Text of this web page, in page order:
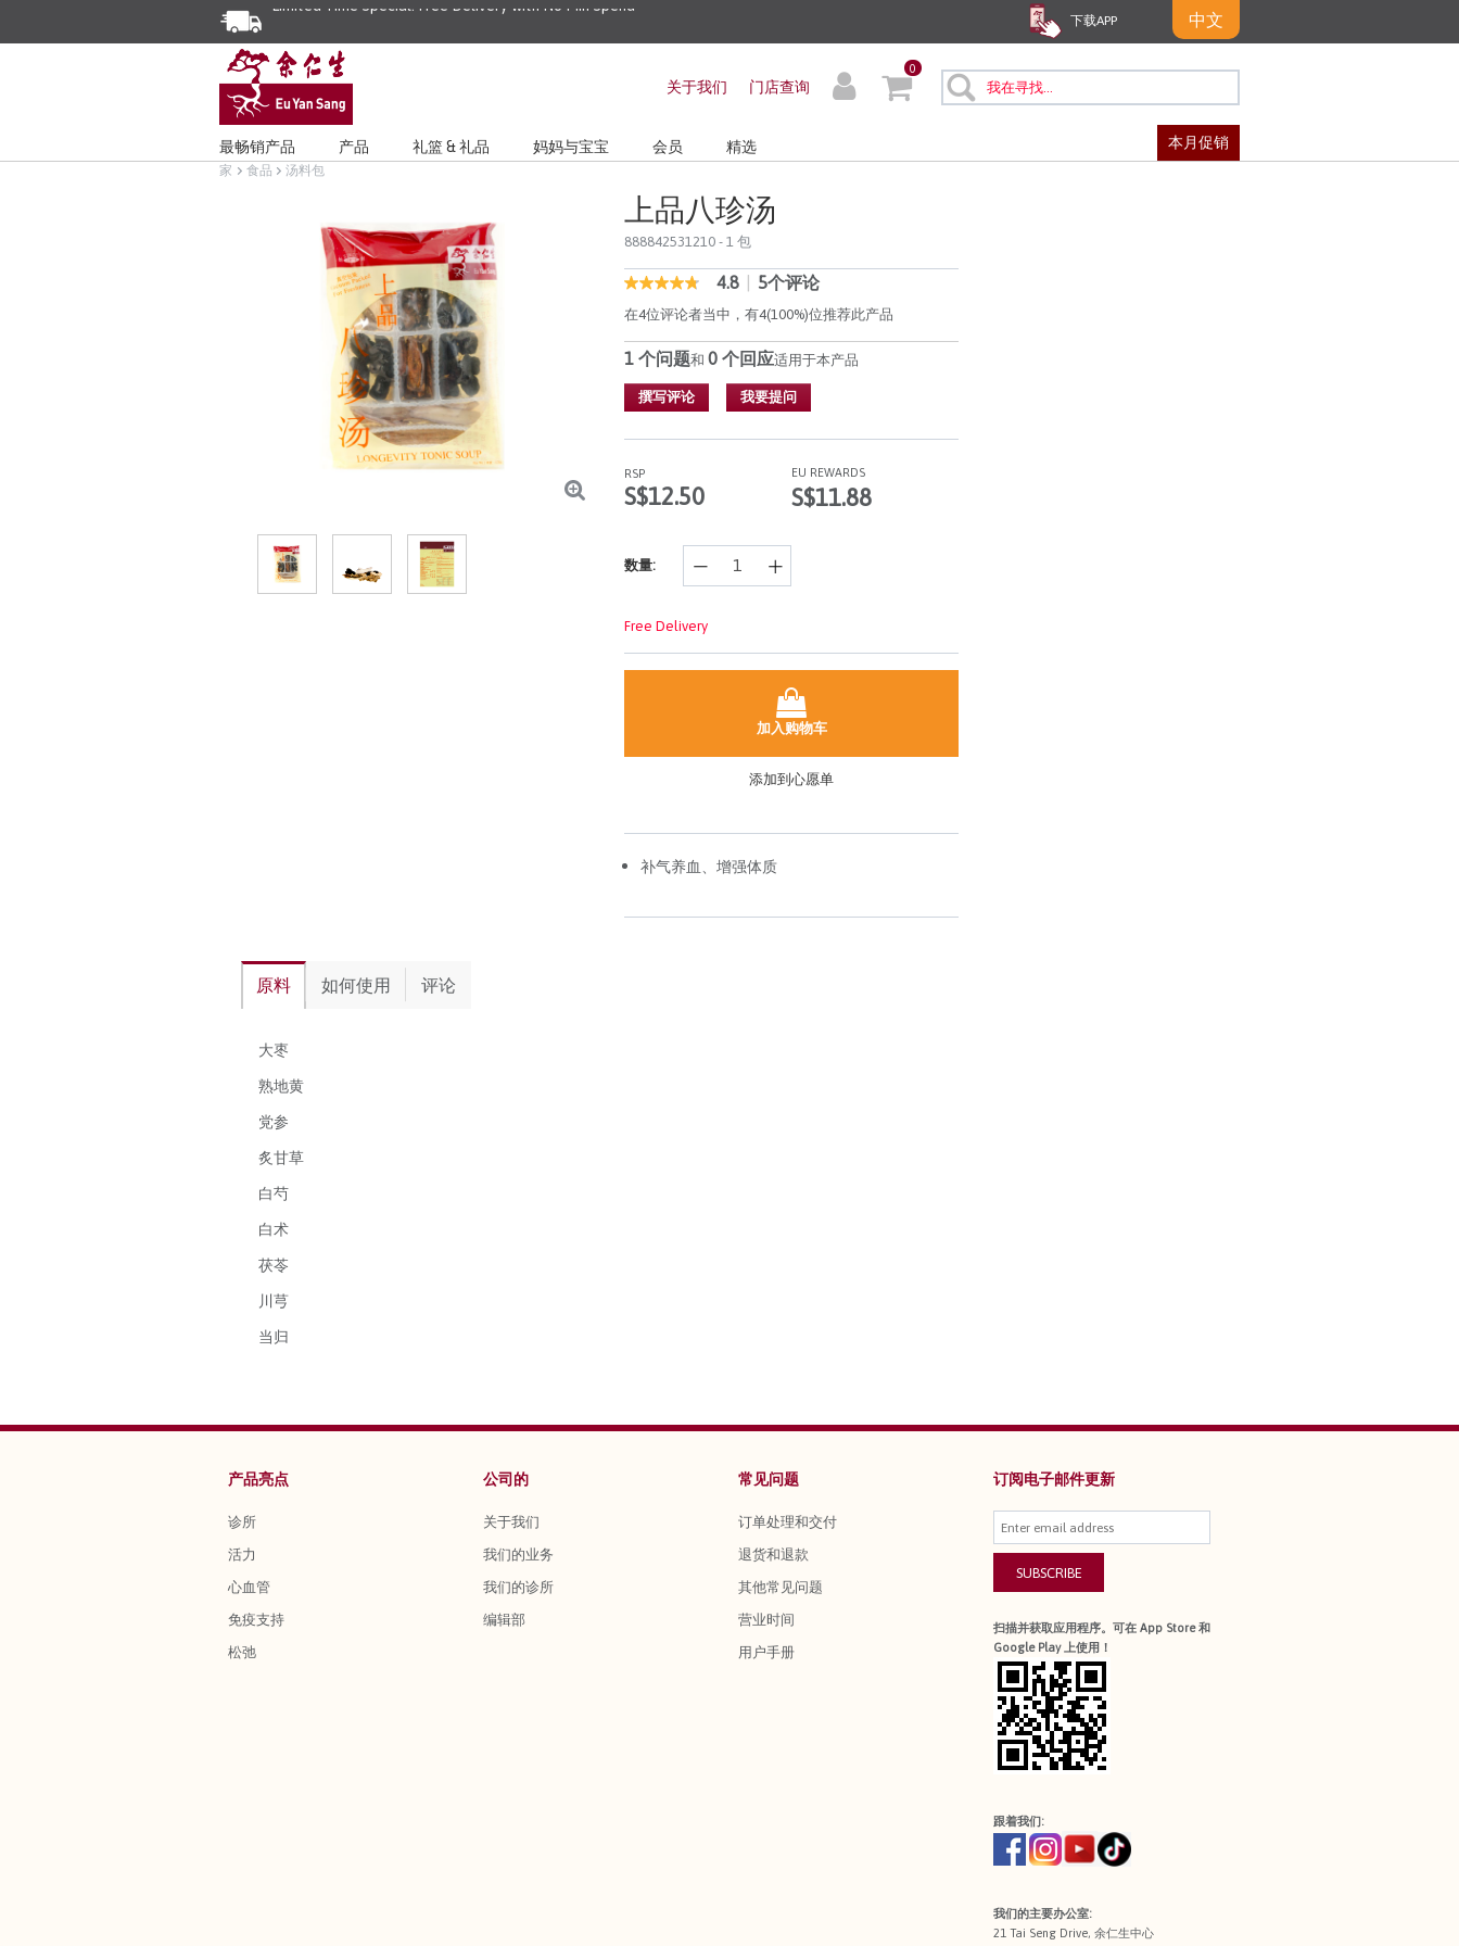
下载APP 中文
关于我们 门店查询
0
最畅销产品 产品 礼篮 & 礼品 妈妈与宝宝 会员 精选 本月促销
家 食品 汤料包
上品八珍汤
888842531210 - 1 包
5 out of 5 Customer Rating
4.8
out
of
5
stars,
rating
value.
同
样
链
4.8 5个评论
在4位评论者当中，有4(100%)位推荐此产品
1 个问题和0 个回应适用于本产品
撰写评论 我要提问
RSP
S$12.50
EU REWARDS
S$11.88
数量:
Free Delivery
加入购物车
添加到心愿单
补气养血、增强体质
原料 如何使用 评论
大枣
熟地黄
党参
炙甘草
白芍
白术
茯苓
川芎
当归
产品亮点
诊所
活力
心血管
免疫支持
松弛
公司的
关于我们
我们的业务
我们的诊所
编辑部
常见问题
订单处理和交付
退货和退款
其他常见问题
营业时间
用户手册
订阅电子邮件更新
SUBSCRIBE
扫描并获取应用程序。可在 App Store 和
Google Play 上使用！
跟着我们:
我们的主要办公室:
21 Tai Seng Drive, 余仁生中心